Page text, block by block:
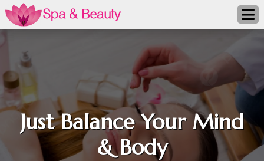
Just Balance Your Mind
& Body